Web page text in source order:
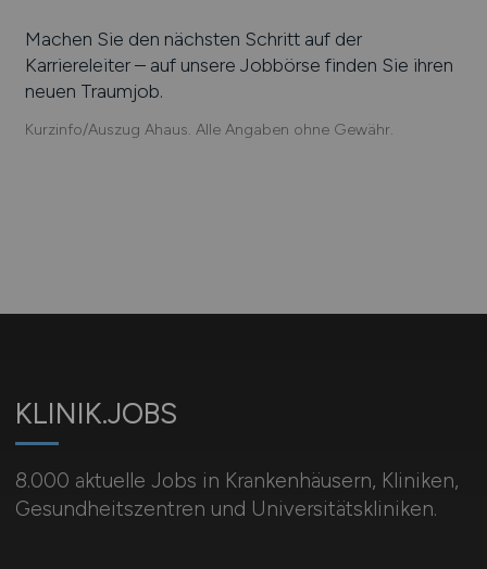
Machen Sie den nächsten Schritt auf der
Karriereleiter – auf unsere Jobbörse finden Sie ihren
neuen Traumjob.
Kurzinfo/Auszug Ahaus. Alle Angaben ohne Gewähr.
KLINIK.JOBS
8.000 aktuelle Jobs in Krankenhäusern, Kliniken,
Gesundheitszentren und Universitätskliniken.